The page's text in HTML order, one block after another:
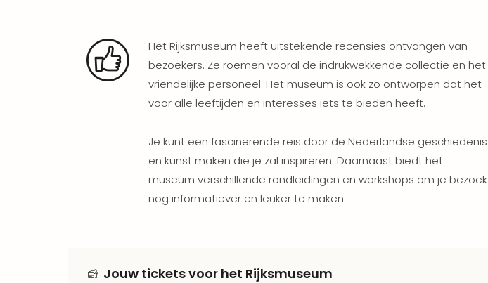
Het Rijksmuseum heeft uitstekende recensies ontvangen van
bezoekers. Ze roemen vooral de indrukwekkende collectie en het
vriendelijke personeel. Het museum is ook zo ontworpen dat het
voor alle leeftijden en interesses iets te bieden heeft.
Je kunt een fascinerende reis door de Nederlandse geschiedenis
en kunst maken die je zal inspireren. Daarnaast biedt het
museum verschillende rondleidingen en workshops om je bezoek
nog informatiever en leuker te maken.
Jouw tickets voor het Rijksmuseum